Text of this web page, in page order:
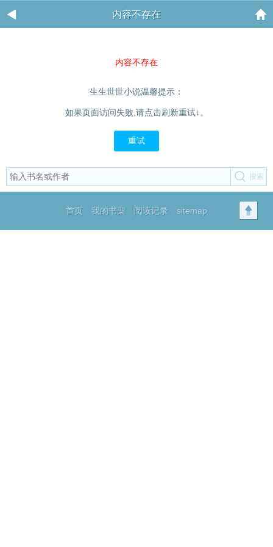
内容不存在
内容不存在
生生世世小说温馨提示：
如果页面访问失败,请点击刷新重试↓。
重试
首页 我的书架 阅读记录 sitemap